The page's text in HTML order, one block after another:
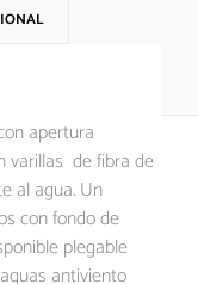
apertura
varillas de fibra de
al agua. Un
con fondo de
plegable
antiviento